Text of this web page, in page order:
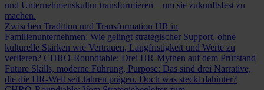
und Unternehmenskultur transformieren – um sie zukunftsfest zu
machen.
Zwischen Tradition und Transformation HR in
Familienunternehmen: Wie gelingt strategischer Support, ohne
kulturelle Stärken wie Vertrauen, Langfristigkeit und Werte zu
verlieren? CHRO-Roundtable: Drei HR-Mythen auf dem Prüfstand
Future Skills, moderne Führung, Purpose: Das sind drei Narrative,
die die HR-Welt seit Jahren prägen. Doch was steckt dahinter?